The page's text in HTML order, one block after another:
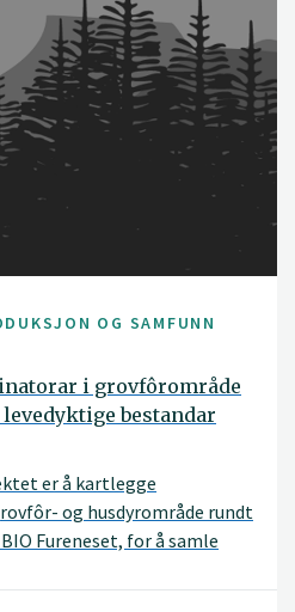
OG SAMFUNN
i grovfôrområde
bestandar
er å kartlegge
og husdyrområde rundt
Fureneset, for å samle